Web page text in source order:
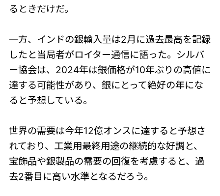
るときだけだ。
一方、インドの銀輸入量​​は2月に過去最高を記録
したと当局者がロイター通信に語った。シルバ
ー協会は、2024年は銀価格が10年ぶりの高値に
達する可能性があり、銀にとって絶好の年にな
ると予想している。
世界の需要は今年12億オンスに達すると予想さ
れており、工業用最終用途の継続的な好調と、
宝飾品や銀製品の需要の回復を考慮すると、過
去2番目に高い水準となるだろう。